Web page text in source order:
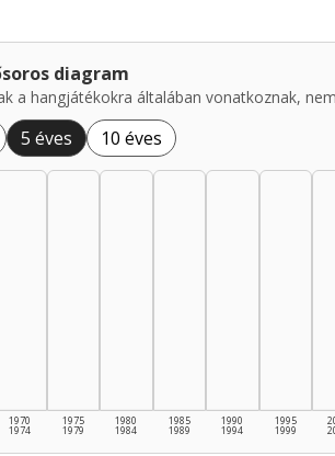
diagram
a hangjátékokra általában vonatkoznak,
5 éves 10 éves
1970
1974
1975
1979
1980
1984
1985
1989
1990
1994
1995
1999